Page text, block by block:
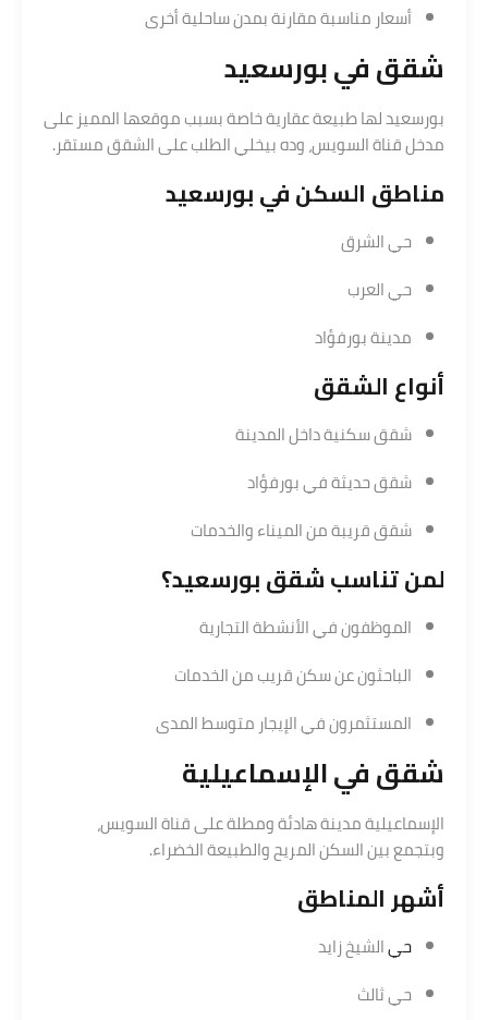
أسعار مناسبة مقارنة بمدن ساحلية أخرى
شقق في بورسعيد
بورسعيد لها طبيعة عقارية خاصة بسبب موقعها المميز على
مدخل قناة السويس، وده بيخلي الطلب على الشقق مستقر.
مناطق السكن في بورسعيد
حي الشرق
حي العرب
مدينة بورفؤاد
أنواع الشقق
شقق سكنية داخل المدينة
شقق حديثة في بورفؤاد
شقق قريبة من الميناء والخدمات
لمن تناسب شقق بورسعيد؟
الموظفون في الأنشطة التجارية
الباحثون عن سكن قريب من الخدمات
المستثمرون في الإيجار متوسط المدى
شقق فيالإسماعيلية
الإسماعيلية مدينة هادئة ومطلة على قناة السويس،
وبتجمع بين السكن المريح والطبيعة الخضراء.
أشهر المناطق
حيالشيخ زايد
حي ثالث